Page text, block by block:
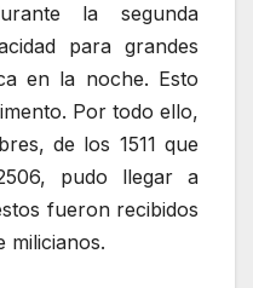
la segunda
para grandes
en la noche. Esto
Por todo ello,
de los 1511 que
pudo llegar a
fueron recibidos
milicianos.